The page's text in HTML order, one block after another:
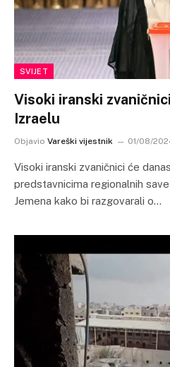
SVIJET
Visoki iranski
Izraelu
Objavio Vareški vijestnik 01/08/
Visoki iranski zvaničnici će
predstavnicima regionalnih
Jemena kako bi razgovarali o…